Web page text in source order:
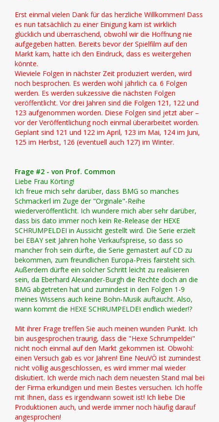
Erst einmal vielen Dank für das herzliche Willkommen! Dass
es nun tatsächlich zu einer Einigung kam ist wirklich
glücklich und überraschend, obwohl wir die Hoffnung nie
aufgegeben hatten. Bereits bevor der Spielfilm auf den
Markt kam, hatte ich den Eindruck, dass es weitergehen
könnte.
Wieviele Folgen in nächster Zeit produziert werden, wird
noch besprochen. Es werden wohl jährlich ca. 6 Folgen
werden. Es werden sukzessive die nächsten Folgen
veröffentlicht. Vor drei Jahren sind die Folgen 121, 122 und
123 aufgenommen worden. Diese Folgen sind jetzt aber –
vor der Veröffentlichung noch einmal überarbeitet worden.
Geplant sind 121 und 122 im April, 123 im Mai, 124 im Juni,
125 im Herbst, 126 (eventuell auch 127) im Winter.
Frage #2 - von Prof. Common
Liebe Frau Körting!
Ich freue mich sehr darüber, dass BMG so manches
Schmackerl im Zuge der "Orginale"-Reihe
wiederveröffentlicht. Ich wundere mich aber sehr darüber,
dass bis dato immer noch kein Re-Release der HEXE
SCHRUMPELDEI in Aussicht gestellt wird. Die Serie erzielt
bei EBAY seit Jahren hohe Verkaufspreise, so dass so
mancher froh sein dürfte, die Serie gemastert auf CD zu
bekommen, zum freundlichen Europa-Preis fairsteht sich.
Außerdem dürfte ein solcher Schritt leicht zu realisieren
sein, da Eberhard Alexander-Burgh die Rechte doch an die
BMG abgetreten hat und zumindest in den Folgen 1-9
meines Wissens auch keine Bohn-Musik auftaucht. Also,
wann kommt die HEXE SCHRUMPELDEI endlich wieder!?
Mit ihrer Frage treffen Sie auch meinen wunden Punkt. Ich
bin ausgesprochen traurig, dass die "Hexe Schrumpeldei"
nicht noch einmal auf den Markt gekommen ist. Obwohl:
einen Versuch gab es vor Jahren! Eine NeuVÖ ist zumindest
nicht völlig ausgeschlossen, es wird immer mal wieder
diskutiert. Ich werde mich nach dem neuesten Stand mal bei
der Firma erkundigen und mein Bestes versuchen. Ich hoffe
mit Ihnen, dass es irgendwann soweit ist! Ich liebe Die
Produktionen auch, und werde immer noch häufig darauf
angesprochen!